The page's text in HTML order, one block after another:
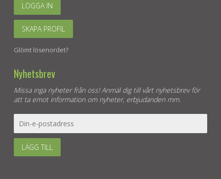
LOGGA IN
SKAPA PROFIL
Glömt lösenordet?
Nyhetsbrev
Missa inga nyheter från oss! Anmäl dig till vårt nyhetsbrev för
att ta emot information om nyheter, erbjudanden mm.
LÄGG TILL